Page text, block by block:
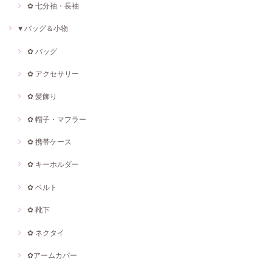
✿ 七分袖・長袖
♥ バッグ＆小物
✿ バッグ
✿ アクセサリー
✿ 髪飾り
✿ 帽子・マフラー
✿ 携帯ケース
✿ キーホルダー
✿ ベルト
✿ 靴下
✿ ネクタイ
✿アームカバー